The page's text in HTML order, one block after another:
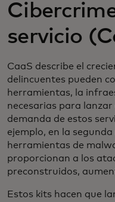
servicio
CaaS describe el
delincuentes pueden
herramientas, la
necesarias para
demanda de estos
ejemplo, en la
herramientas de
proporcionan a los
preconstruidos,
Estos kits hacen que